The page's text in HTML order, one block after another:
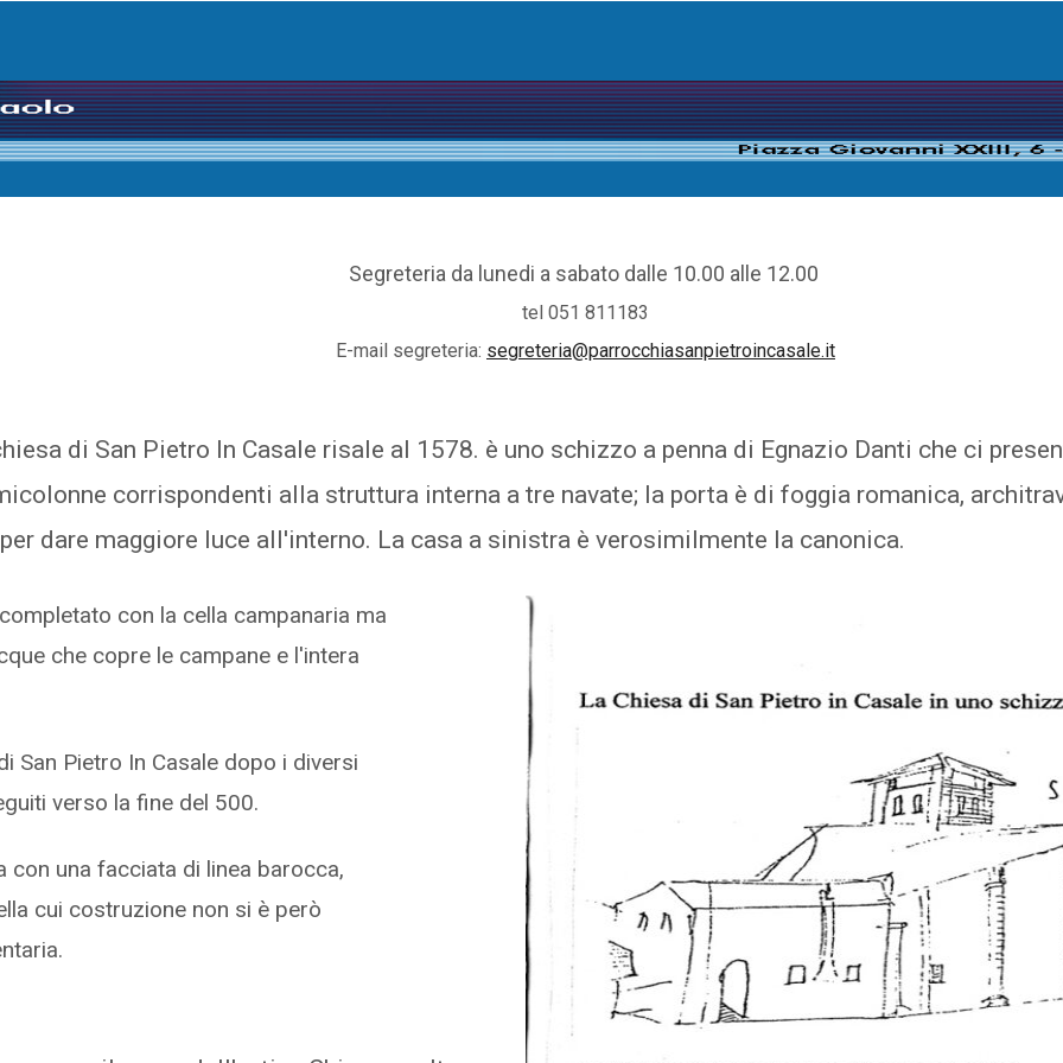
Segreteria da lunedi a sabato dalle 10.00 alle 12.00
tel 051 811183
E-mail segreteria: segreteria@parrocchiasanpietroincasale.it
di San Pietro In Casale risale al 1578. è uno schizzo a penna di Egnazio Danti che ci
corrispondenti alla struttura interna a tre navate; la porta è di foggia romanica,
dare maggiore luce all'interno. La casa a sinistra è verosimilmente la canonica.
con la cella campanaria ma
che copre le campane e l'intera
San Pietro In Casale dopo i diversi
verso la fine del 500.
con una facciata di linea barocca,
cui costruzione non si è però